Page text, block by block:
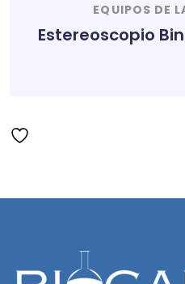
EQUIPOS DE
Estereoscopio